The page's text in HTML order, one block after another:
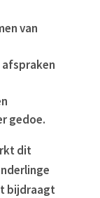
van
gedoe.
dit
bijdraagt